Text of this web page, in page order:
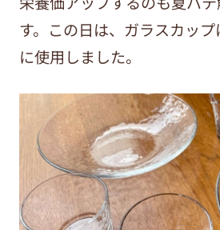
す。この日は、ガラスカッ
に使用しました。